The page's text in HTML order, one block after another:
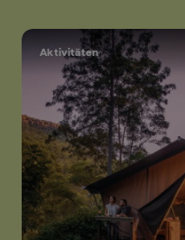
Aktivitäten